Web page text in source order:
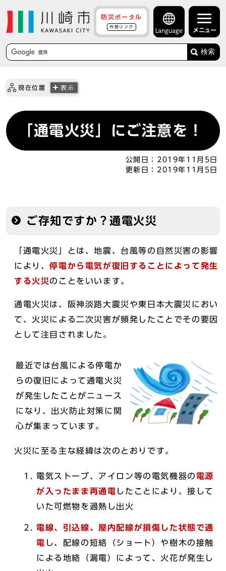
防災ポータル
外部リンク
Language メニュー
検索
現在位置 表示
「通電火災」にご注意を！
公開日： 2019年11月5日
更新日： 2019年11月5日
ご存知ですか？通電火災
「通電火災」とは、地震、台風等の自然災害の影響
により、停電から電気が復旧することによって発生
する火災のことをいいます。
通電火災は、阪神淡路大震災や東日本大震災におい
て、火災による二次災害が頻発したことでその要因
として注目されました。
最近では台風による停電か
らの復旧によって通電火災
が発生したことがニュース
になり、出火防止対策に関
心が集まっています。
火災に至る主な経緯は次のとおりです。
電気ストーブ、アイロン等の電気機器の電源
が入ったまま再通電 したことにより、接して
いた可燃物を過熱し出火
電線、引込線、屋内配線が損傷した状態で通
電 し、配線の短絡（ショート）や樹木の接触
による地絡（漏電）によって、火花が発生し